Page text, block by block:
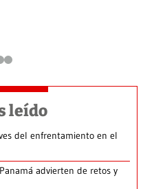
leído
del enfrentamiento en el
advierten de retos y